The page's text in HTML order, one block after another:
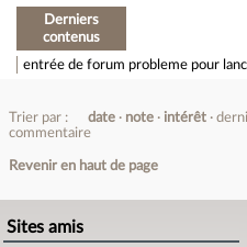
Derniers
contenus
entrée de forum probleme pour
Trier par : date note intérêt
commentaire
Revenir en haut de page
Sites amis